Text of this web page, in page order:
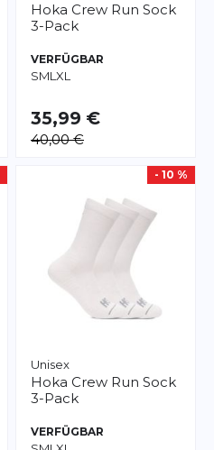
Hoka Crew Run Sock
3-Pack
VERFÜGBAR
SML XL
35,99 €
40,00 €
- 10 %
Unisex
Hoka Crew Run Sock
3-Pack
VERFÜGBAR